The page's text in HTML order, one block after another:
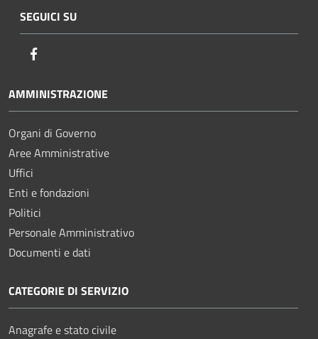
SEGUICI SU
AMMINISTRAZIONE
Organi di Governo
Aree Amministrative
Uffici
Enti e fondazioni
Politici
Personale Amministrativo
Documenti e dati
CATEGORIE DI SERVIZIO
Anagrafe e stato civile